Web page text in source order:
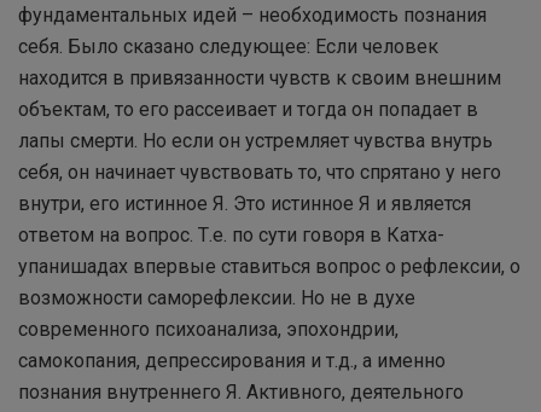
фундаментальных идей – необходимость познания
себя. Было сказано следующее: Если человек
находится в привязанности чувств к своим внешним
объектам, то его рассеивает и тогда он попадает в
лапы смерти. Но если он устремляет чувства внутрь
себя, он начинает чувствовать то, что спрятано у него
внутри, его истинное Я. Это истинное Я и является
ответом на вопрос. Т.е. по сути говоря в Катха-
упанишадах впервые ставиться вопрос о рефлексии, о
возможности саморефлексии. Но не в духе
современного психоанализа, эпохондрии,
самокопания, депрессирования и т.д., а именно
познания внутреннего Я. Активного, деятельного